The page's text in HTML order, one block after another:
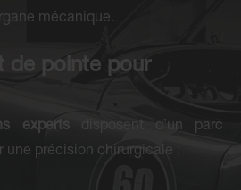
mécanique.
de pointe pour
experts
disposent d’un parc
une précision chirurgicale :